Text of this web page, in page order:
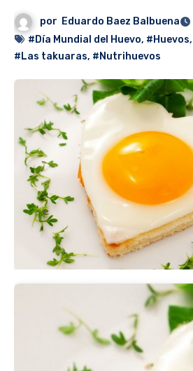
por Eduardo Baez Balbuena
#Día Mundial del Huevo, #Huevos,
#Las takuaras, #Nutrihuevos